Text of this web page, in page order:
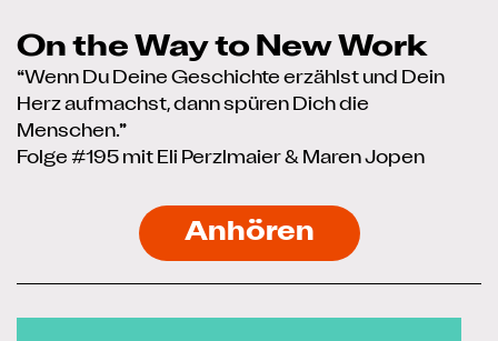
On the Way to New Work
“Wenn Du Deine Geschichte erzählst und Dein
Herz aufmachst, dann spüren Dich die
Menschen.”
Folge #195 mit Eli Perzlmaier & Maren Jopen
Anhören